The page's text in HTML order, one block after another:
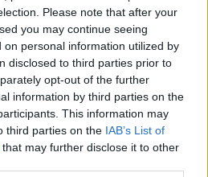
Please note that after your
you may continue seeing
on personal information utilized by
disclosed to third parties prior to
opt-out of the further
information by third parties on the
This information may
third parties on the IAB’s List of
that may further disclose it to other
Αττική στο επίκεντρο των
η εβδομαδιαία
την άμυνα απέναντι στα drones